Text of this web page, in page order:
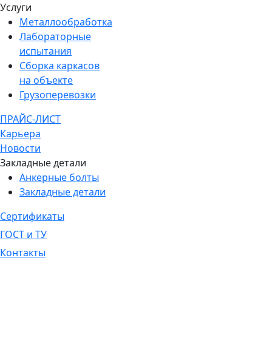
Услуги
Металлообработка
Лабораторные
испытания
Сборка каркасов
на объекте
Грузоперевозки
ПРАЙС-ЛИСТ
Карьера
Новости
Закладные детали
Анкерные болты
Закладные детали
Сертификаты
ГОСТ и ТУ
Контакты